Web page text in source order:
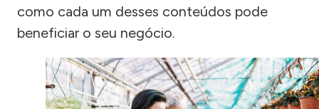
como cada um desses conteúdos pode
beneficiar o seu negócio.